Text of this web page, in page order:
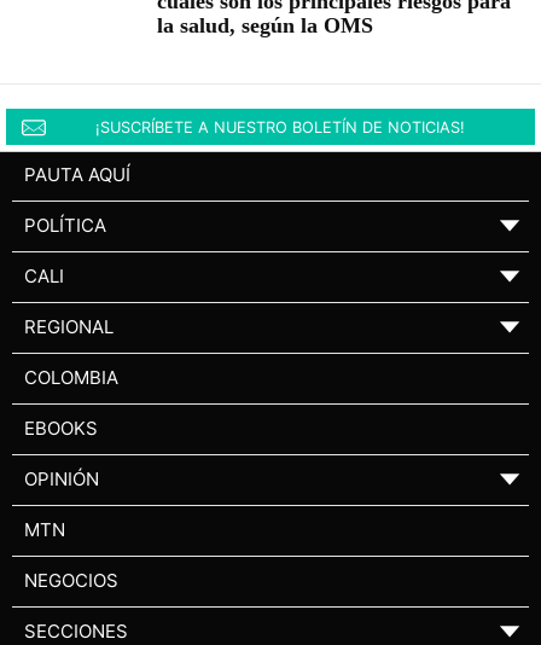
la salud, según la OMS
¡SUSCRÍBETE A NUESTRO BOLETÍN DE NOTICIAS!
PAUTA AQUÍ
POLÍTICA ▼
CALI ▼
REGIONAL ▼
COLOMBIA
EBOOKS
OPINIÓN ▼
MTN
NEGOCIOS
SECCIONES ▼